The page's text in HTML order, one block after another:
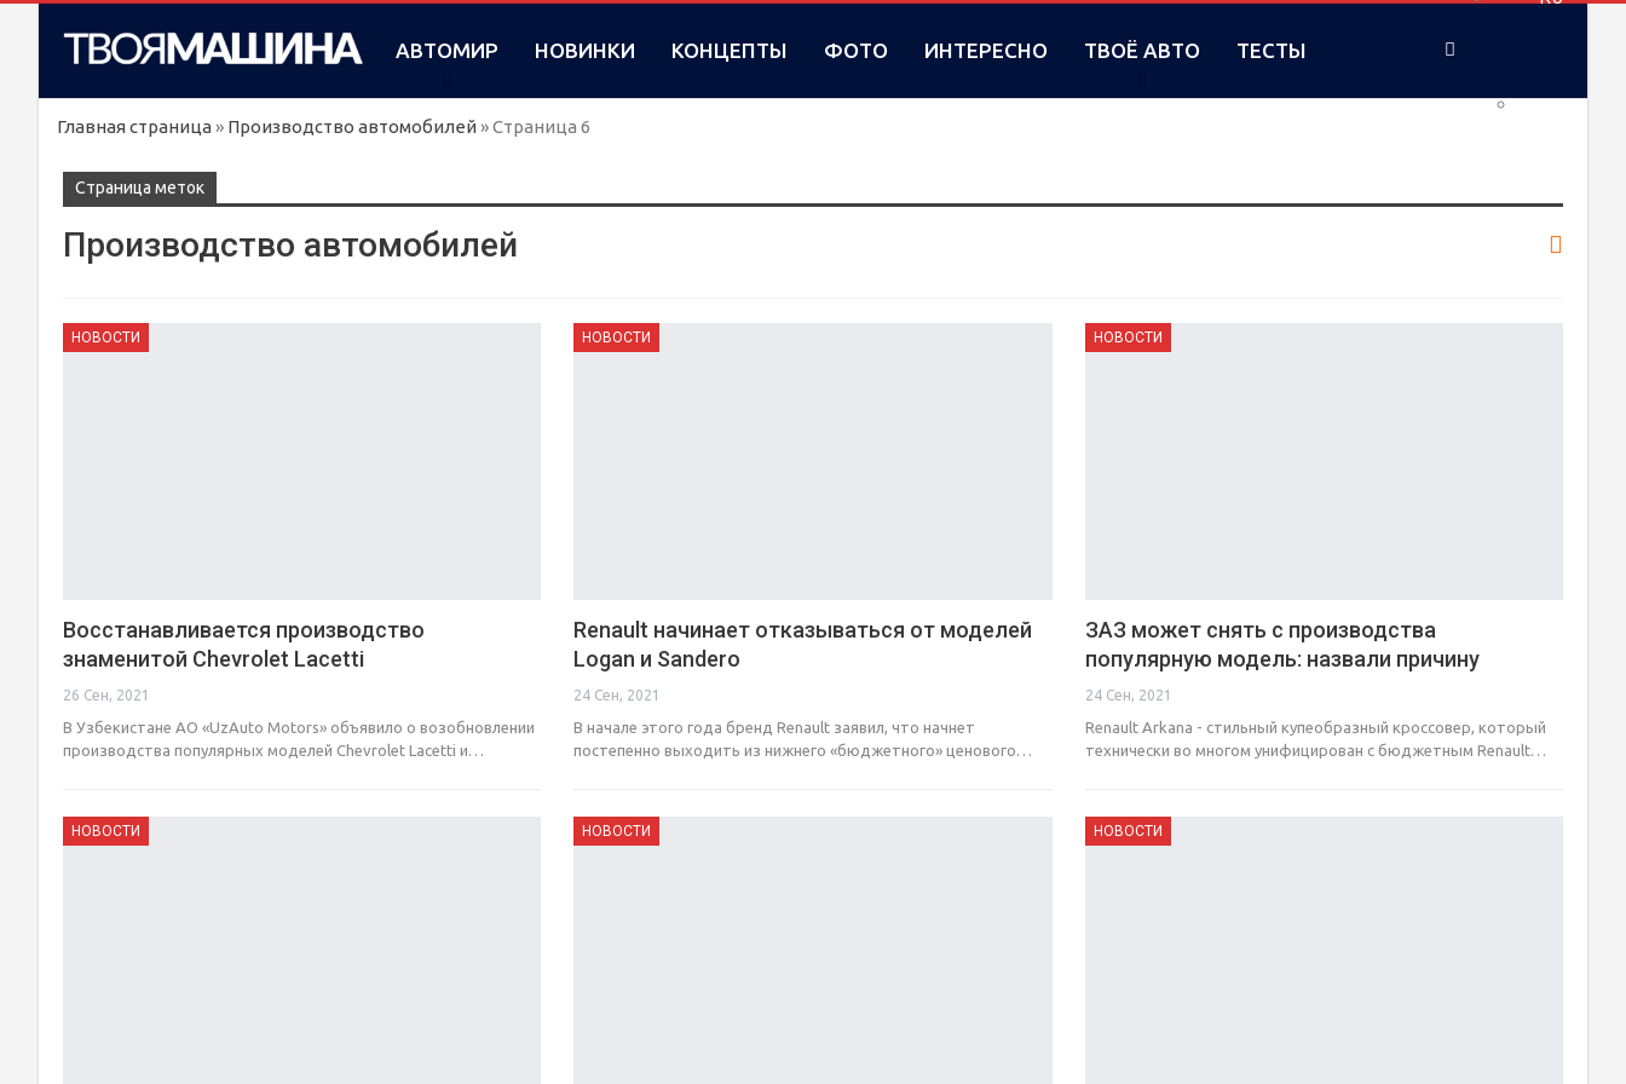
UA
АВТОМИР НОВИНКИ КОНЦЕПТЫ ФОТО ИНТЕРЕСНО ТВОЁ АВТО ТЕСТЫ
Главная страница » Производство автомобилей »Страница 6
Cтраница меток
Производство автомобилей
НОВОСТИ
Восстанавливается производство
знаменитой Chevrolet Lacetti
26 Сен, 2021
В Узбекистане АО «UzAuto Motors» объявило о возобновлении
производства популярных моделей Chevrolet Lacetti и…
НОВОСТИ
Renault начинает отказываться от моделей
Logan и Sandero
24 Сен, 2021
В начале этого года бренд Renault заявил, что начнет
постепенно выходить из нижнего «бюджетного» ценового…
НОВОСТИ
ЗАЗ может снять с производства
популярную модель: назвали причину
24 Сен, 2021
Renault Arkana - стильный купеобразный кроссовер, который
технически во многом унифицирован с бюджетным Renault…
НОВОСТИ НОВОСТИ НОВОСТИ